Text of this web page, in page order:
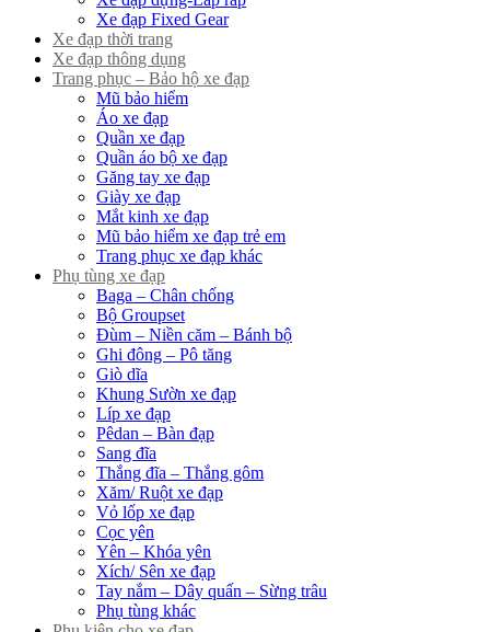
Xe đạp Fixed Gear
Xe đạp thời trang
Xe đạp thông dụng
Trang phục – Bảo hộ xe đạp
Mũ bảo hiểm
Áo xe đạp
Quần xe đạp
Quần áo bộ xe đạp
Găng tay xe đạp
Giày xe đạp
Mắt kinh xe đạp
Mũ bảo hiểm xe đạp trẻ em
Trang phục xe đạp khác
Phụ tùng xe đạp
Baga – Chân chống
Bộ Groupset
Đùm – Niền căm – Bánh bộ
Ghi đông – Pô tăng
Giò dĩa
Khung Sườn xe đạp
Líp xe đạp
Pêdan – Bàn đạp
Sang đĩa
Thắng đĩa – Thắng gôm
Xăm/ Ruột xe đạp
Vỏ lốp xe đạp
Cọc yên
Yên – Khóa yên
Xích/ Sên xe đạp
Tay nắm – Dây quấn – Sừng trâu
Phụ tùng khác